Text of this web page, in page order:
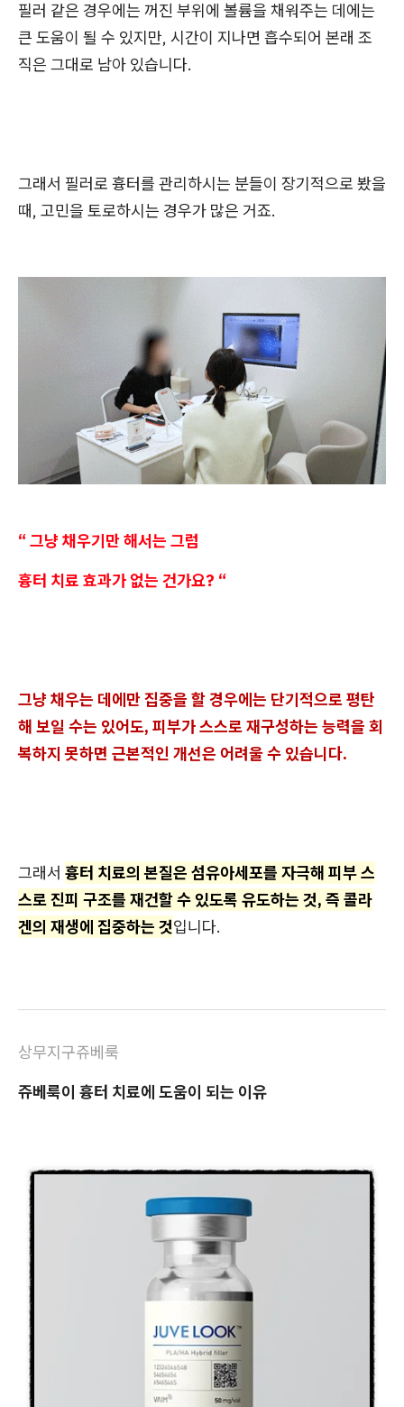
필러 같은 경우에는 꺼진 부위에 볼륨을 채워주는 데에는
큰 도움이 될 수 있지만, 시간이 지나면 흡수되어 본래 조
직은 그대로 남아 있습니다.
그래서 필러로 흉터를 관리하시는 분들이 장기적으로 봤을
때, 고민을 토로하시는 경우가 많은 거죠.
“ 그냥 채우기만 해서는 그럼
흉터 치료 효과가 없는 건가요? “
그냥 채우는 데에만 집중을 할 경우에는 단기적으로 평탄
해 보일 수는 있어도, 피부가 스스로 재구성하는 능력을 회
복하지 못하면 근본적인 개선은 어려울 수 있습니다.
그래서 흉터 치료의 본질은 섬유아세포를 자극해 피부 스
스로 진피 구조를 재건할 수 있도록 유도하는 것, 즉 콜라
겐의 재생에 집중하는 것입니다.
상무지구쥬베룩
쥬베룩이 흉터 치료에 도움이 되는 이유